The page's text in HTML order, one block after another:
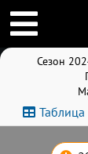
Сезон
Таблица